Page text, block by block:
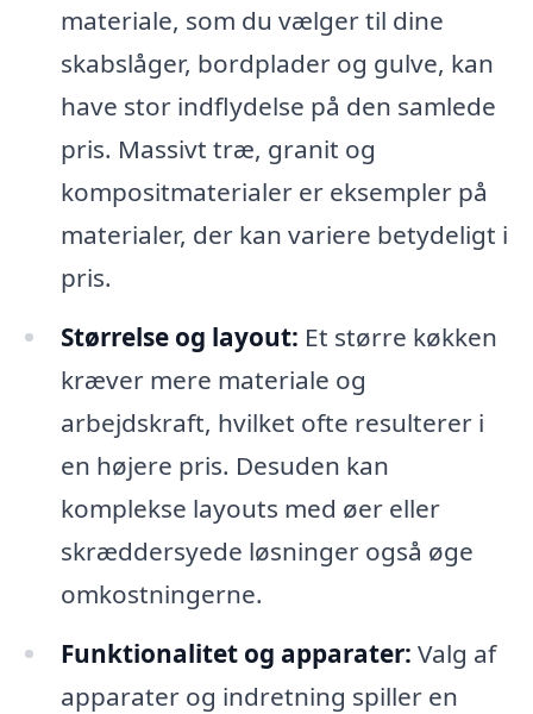
materiale, som du vælger til dine
skabslåger, bordplader og gulve, kan
have stor indflydelse på den samlede
pris. Massivt træ, granit og
kompositmaterialer er eksempler på
materialer, der kan variere betydeligt i
pris.
Størrelse og layout: Et større køkken
kræver mere materiale og
arbejdskraft, hvilket ofte resulterer i
en højere pris. Desuden kan
komplekse layouts med øer eller
skræddersyede løsninger også øge
omkostningerne.
Funktionalitet og apparater: Valg af
apparater og indretning spiller en